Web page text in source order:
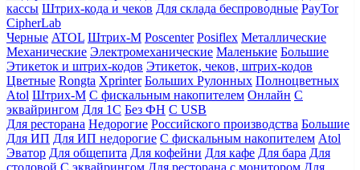
кассы Штрих-кода и чеков Для склада беспроводные PayTor
CipherLab
Черные ATOL Штрих-М Poscenter Posiflex Металлические
Механические Электромеханические Маленькие Большие
Этикеток и штрих-кодов Этикеток, чеков, штрих-кодов
Цветные Rongta Xprinter Больших Рулонных Полноцветных
Atol Штрих-М С фискальным накопителем Онлайн С
эквайрингом Для 1С Без ФН С USB
Для ресторана Недорогие Российского производства Большие
Для ИП Для ИП недорогие С фискальным накопителем Atol
Эватор Для общепита Для кофейни Для кафе Для бара Для
столовой С эквайрингом Для ресторана с монитором Для